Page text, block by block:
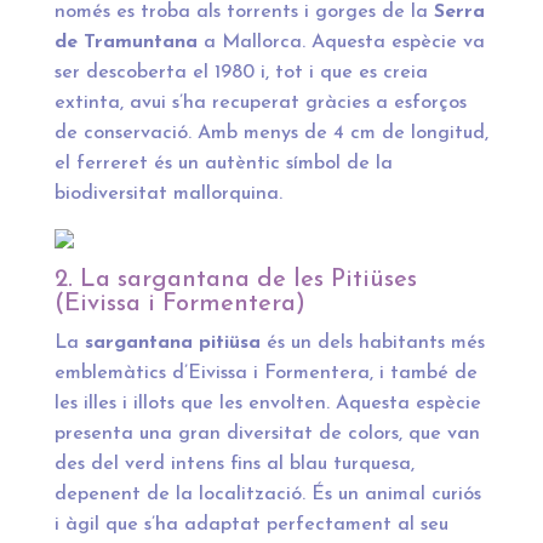
només es troba als torrents i gorges de la Serra
de Tramuntana a Mallorca. Aquesta espècie va
ser descoberta el 1980 i, tot i que es creia
extinta, avui s’ha recuperat gràcies a esforços
de conservació. Amb menys de 4 cm de longitud,
el ferreret és un autèntic símbol de la
biodiversitat mallorquina.
2. La sargantana de les Pitiüses
(Eivissa i Formentera)
La sargantana pitiüsa és un dels habitants més
emblemàtics d’Eivissa i Formentera, i també de
les illes i illots que les envolten. Aquesta espècie
presenta una gran diversitat de colors, que van
des del verd intens fins al blau turquesa,
depenent de la localització. És un animal curiós
i àgil que s’ha adaptat perfectament al seu